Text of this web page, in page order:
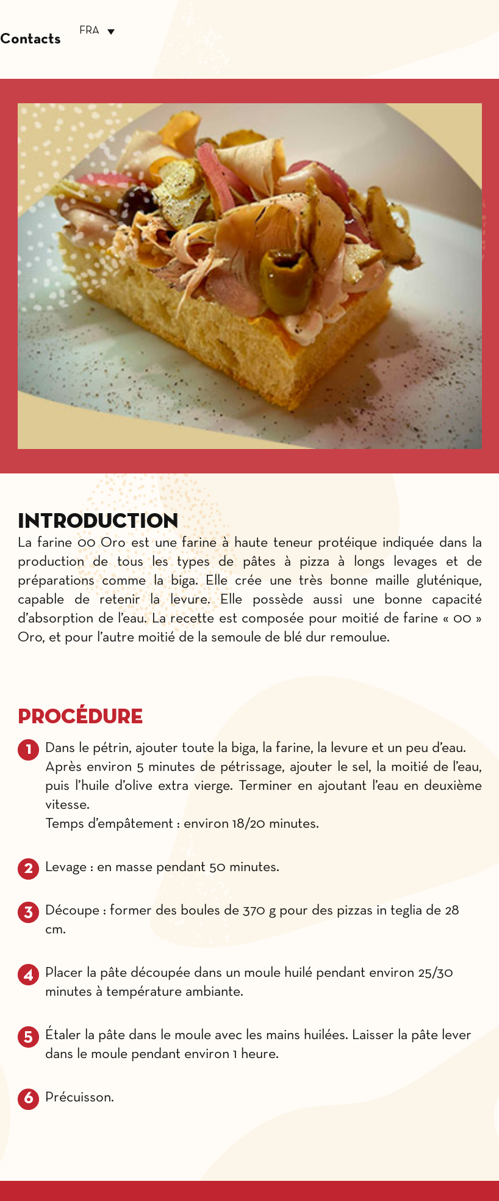
Contacts
FRA
Introduction
La farine 00 Oro est une farine à haute teneur protéique indiquée dans la
production de tous les types de pâtes à pizza à longs levages et de
préparations comme la biga. Elle crée une très bonne maille gluténique,
capable de retenir la levure. Elle possède aussi une bonne capacité
d’absorption de l’eau. La recette est composée pour moitié de farine « 00 »
Oro, et pour l’autre moitié de la semoule de blé dur remoulue.
Procédure
Dans le pétrin, ajouter toute la biga, la farine, la levure et un peu d’eau.
Après environ 5 minutes de pétrissage, ajouter le sel, la moitié de l’eau,
puis l’huile d’olive extra vierge. Terminer en ajoutant l’eau en deuxième
vitesse.
Temps d’empâtement : environ 18/20 minutes.
Levage : en masse pendant 50 minutes.
Découpe : former des boules de 370 g pour des pizzas in teglia de 28
cm.
Placer la pâte découpée dans un moule huilé pendant environ 25/30
minutes à température ambiante.
Étaler la pâte dans le moule avec les mains huilées. Laisser la pâte lever
dans le moule pendant environ 1 heure.
Précuisson.